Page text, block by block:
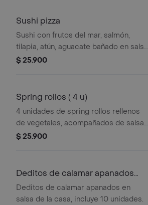
Sushi pizza
Sushi con frutos del mar, salmón,
tilapia, atún, aguacate bañado en salsa
de la casa y sésamo.
$ 25.900
Spring rollos ( 4 u)
4 unidades de spring rollos rellenos
de vegetales, acompañados de salsa
tonkatsu.
$ 25.900
Deditos de calamar apanados
(10u)
Deditos de calamar apanados en
salsa de la casa, incluye 10 unidades.